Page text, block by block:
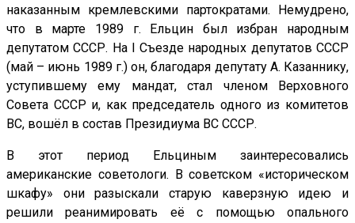
наказанным кремлевскими партократами. Немудрено,
что в марте 1989 г. Ельцин был избран народным
депутатом СССР. На I Съезде народных депутатов СССР
(май – июнь 1989 г.) он, благодаря депутату А. Казаннику,
уступившему ему мандат, стал членом Верховного
Совета СССР и, как председатель одного из комитетов
ВС, вошёл в состав Президиума ВС СССР.
В этот период Ельциным заинтересовались
американские советологи. В советском «историческом
шкафу» они разыскали старую каверзную идею и
решили реанимировать её с помощью опального